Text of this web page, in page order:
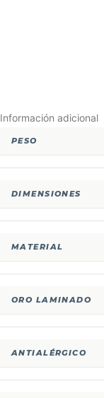
Información adicional
PESO
DIMENSIONES
MATERIAL
ORO LAMINADO
ANTIALÉRGICO